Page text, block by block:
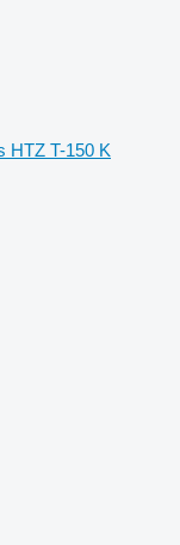
HTZ T-150 K